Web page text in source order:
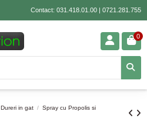
Contact: 031.418.01.00| 0721.281.755
0
Dureri in gat
Spray cu Propolis si